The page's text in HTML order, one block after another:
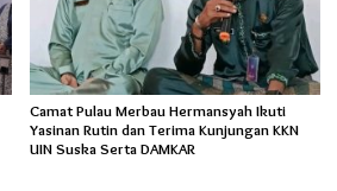
Camat Pulau Merbau Hermansyah Ikuti
Yasinan Rutin dan Terima Kunjungan KKN
UIN Suska Serta DAMKAR